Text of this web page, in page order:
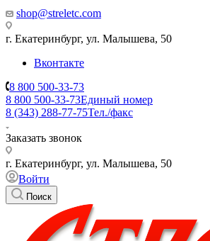
shop@streletc.com
г. Екатеринбург, ул. Малышева, 50
Вконтакте
8 800 500-33-73
8 800 500-33-73Единый номер
8 (343) 288-77-75Тел./факс
Заказать звонок
г. Екатеринбург, ул. Малышева, 50
Войти
Поиск